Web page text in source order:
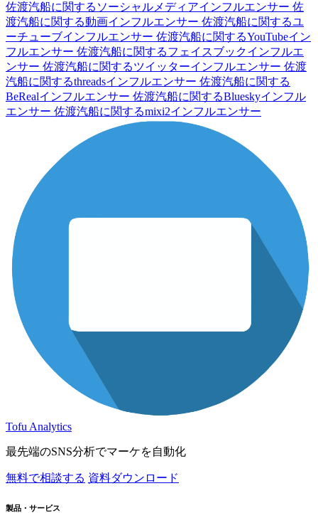
佐渡汽船に関するソーシャルメディアインフルエンサー 佐
渡汽船に関する動画インフルエンサー 佐渡汽船に関するユ
ーチューブインフルエンサー 佐渡汽船に関するYouTubeイン
フルエンサー 佐渡汽船に関するフェイスブックインフルエ
ンサー 佐渡汽船に関するツイッターインフルエンサー 佐渡
汽船に関するthreadsインフルエンサー 佐渡汽船に関する
BeRealインフルエンサー 佐渡汽船に関するBlueskyインフル
エンサー 佐渡汽船に関するmixi2インフルエンサー
Tofu Analytics
最先端のSNS分析でマーケを自動化
無料で相談する 資料ダウンロード
製品・サービス